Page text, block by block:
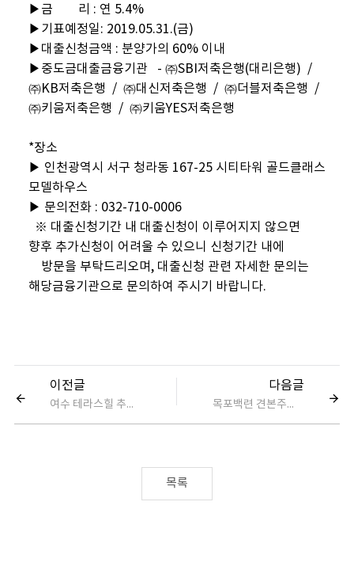
▶금 리 : 연 5.4%
▶기표예정일: 2019.05.31.(금)
▶대출신청금액 : 분양가의 60% 이내
▶중도금대출금융기관 - ㈜SBI저축은행(대리은행) /
㈜KB저축은행 / ㈜대신저축은행 / ㈜더블저축은행 /
㈜키움저축은행 / ㈜키움YES저축은행
*장소
▶ 인천광역시 서구 청라동 167-25 시티타워 골드클래스
모델하우스
▶ 문의전화 : 032-710-0006
※ 대출신청기간 내 대출신청이 이루어지지 않으면
향후 추가신청이 어려울 수 있으니 신청기간 내에
방문을 부탁드리오며, 대출신청 관련 자세한 문의는
해당금융기관으로 문의하여 주시기 바랍니다.
이전글
여수 테라스힐 추가선택품목 변경 접수 안내
다음글
목포백련 견본주택폐관 및 추가선택품목 변경 접수 안내
목록